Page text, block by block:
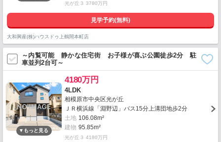
光が丘３ 3780万円
見学予約(無料)
大和興産(株)ハウスドゥ上鶴間本町店
～内覧可能 静かな住宅街 お子様が喜ぶ公園徒歩2分 駐
車並列2台可～
4180万円
4LDK
相模原市中央区光が丘
ＪＲ横浜線「淵野辺」バス15分上溝団地歩2分
土地 106.08m²
建物 95.85m²
光が丘３ 4180万円